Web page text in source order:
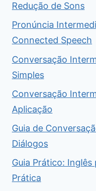
Redução de Sons
Pronúncia
Connected Speech
Conversação
Simples
Conversação
Aplicação
Guia de
Diálogos
Guia Prático:
Prática